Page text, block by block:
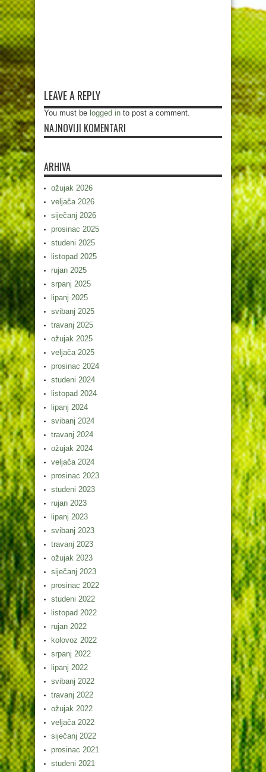
LEAVE A REPLY
You must be logged in to post a comment.
NAJNOVIJI KOMENTARI
ARHIVA
ožujak 2026
veljača 2026
siječanj 2026
prosinac 2025
studeni 2025
listopad 2025
rujan 2025
srpanj 2025
lipanj 2025
svibanj 2025
travanj 2025
ožujak 2025
veljača 2025
prosinac 2024
studeni 2024
listopad 2024
lipanj 2024
svibanj 2024
travanj 2024
ožujak 2024
veljača 2024
prosinac 2023
studeni 2023
rujan 2023
lipanj 2023
svibanj 2023
travanj 2023
ožujak 2023
siječanj 2023
prosinac 2022
studeni 2022
listopad 2022
rujan 2022
kolovoz 2022
srpanj 2022
lipanj 2022
svibanj 2022
travanj 2022
ožujak 2022
veljača 2022
siječanj 2022
prosinac 2021
studeni 2021